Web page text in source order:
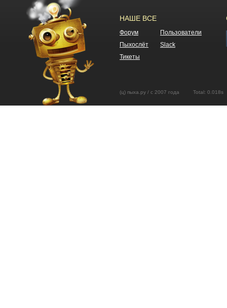
НАШЕ ВСЕ
Форум
Пользователи
Пыхослёт
Slack
Тикеты
(ц) пыха.ру / с 2007 года Total: